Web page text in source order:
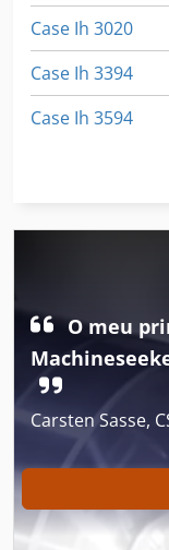
Case Ih 3020
Case Ih 3394
Case Ih 3594
Case Ih 5140
Case Ih 5400
Case Ih 7140
Case Ih 8930
Case Ih 9230
O meu
Carsten Sasse,